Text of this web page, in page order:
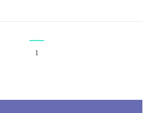
1